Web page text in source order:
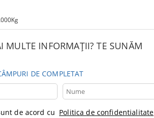
Kg
MULTE INFORMAȚII? TE SUNĂM
DE COMPLETAT
de acord cu Politica de confidentialitate